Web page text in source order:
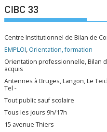
CIBC 33
Centre Institutionnel de Bilan de
EMPLOI, Orientation, formation
Orientation professionnelle, Bilan
acquis
Antennes à Bruges, Langon, Le
Tel -
Tout public sauf scolaire
Tous les jours 9h/17h
15 avenue Thiers